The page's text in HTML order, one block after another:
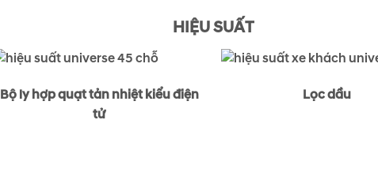
HIỆU SUẤT
Bộ ly hợp quạt tản nhiệt kiểu điện
tử
Lọc dầu